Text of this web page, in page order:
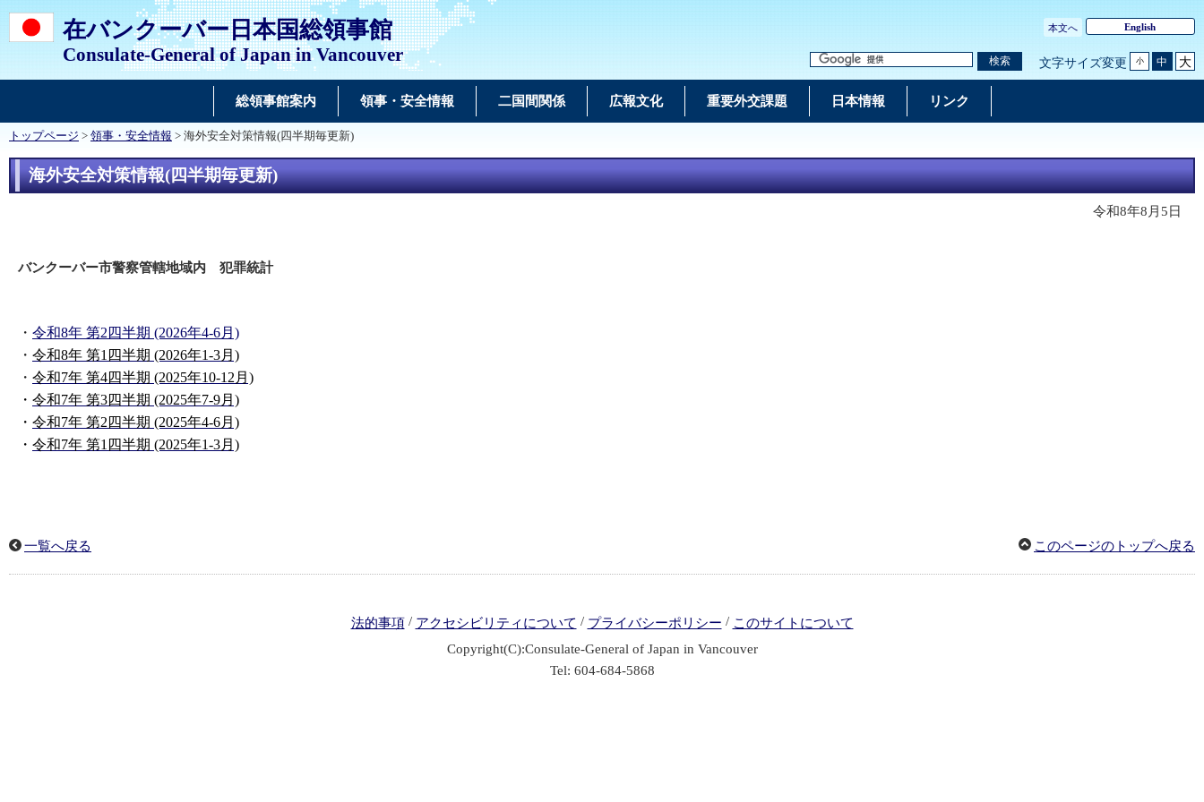
在バンクーバー日本国総領事館
Consulate-General of Japan in Vancouver
本文へ English
検索 文字サイズ変更 小 中 大
総領事館案内 領事・安全情報 二国間関係 広報文化 重要外交課題 日本情報 リンク
トップページ > 領事・安全情報 > 海外安全対策情報(四半期毎更新)
海外安全対策情報(四半期毎更新)
令和8年8月5日
バンクーバー市警察管轄地域内 犯罪統計
・ 令和8年 第2四半期 (2026年4-6月)
・ 令和8年 第1四半期 (2026年1-3月)
・ 令和7年 第4四半期 (2025年10-12月)
・ 令和7年 第3四半期 (2025年7-9月)
・ 令和7年 第2四半期 (2025年4-6月)
・ 令和7年 第1四半期 (2025年1-3月)
一覧へ戻る このページのトップへ戻る
法的事項 / アクセシビリティについて / プライバシーポリシー / このサイトについて
Copyright(C):Consulate-General of Japan in Vancouver
Tel: 604-684-5868